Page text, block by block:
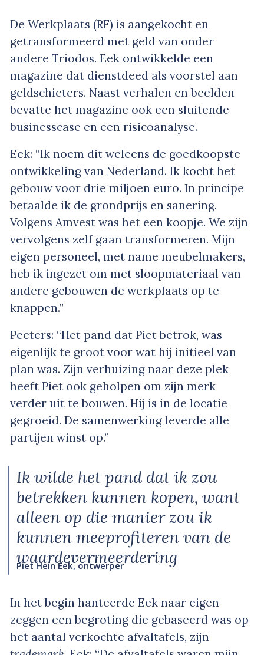
De Werkplaats (RF) is aangekocht en
getransformeerd met geld van onder
andere Triodos. Eek ontwikkelde een
magazine dat dienstdeed als voorstel aan
geldschieters. Naast verhalen en beelden
bevatte het magazine ook een sluitende
businesscase en een risicoanalyse.
Eek: “Ik noem dit weleens de goedkoopste
ontwikkeling van Nederland. Ik kocht het
gebouw voor drie miljoen euro. In principe
betaalde ik de grondprijs en sanering.
Volgens Amvest was het een koopje. We zijn
vervolgens zelf gaan transformeren. Mijn
eigen personeel, met name meubelmakers,
heb ik ingezet om met sloopmateriaal van
andere gebouwen de werkplaats op te
knappen.”
Peeters: “Het pand dat Piet betrok, was
eigenlijk te groot voor wat hij initieel van
plan was. Zijn verhuizing naar deze plek
heeft Piet ook geholpen om zijn merk
verder uit te bouwen. Hij is in de locatie
gegroeid. De samenwerking leverde alle
partijen winst op.”
Ik wilde het pand dat ik zou
betrekken kunnen kopen, want
alleen op die manier zou ik
kunnen meeprofiteren van de
waardevermeerdering
Piet Hein Eek, ontwerper
In het begin hanteerde Eek naar eigen
zeggen een begroting die gebaseerd was op
het aantal verkochte afvaltafels, zijn